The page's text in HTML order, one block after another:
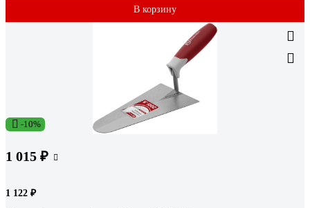
В корзину
-10%
1 015 ₽
1 122 ₽